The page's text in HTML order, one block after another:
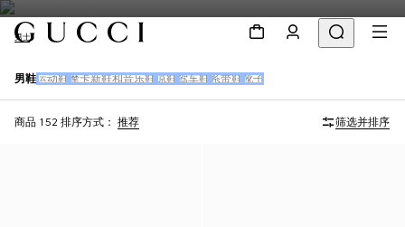
男士
男鞋 运动鞋 摩卡新鞋和音乐鞋 凉鞋 驾车鞋 系带鞋 靴子
商品 152 排序方式： 推荐 筛选并排序